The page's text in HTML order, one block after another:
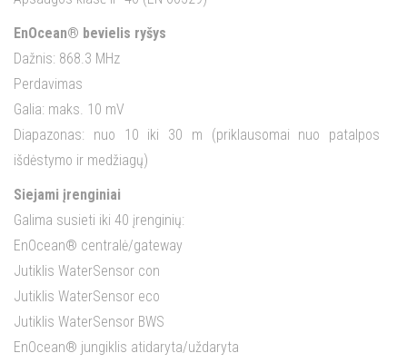
EnOcean® bevielis ryšys
Dažnis: 868.3 MHz
Perdavimas
Galia: maks. 10 mV
Diapazonas: nuo 10 iki 30 m (priklausomai nuo patalpos
išdėstymo ir medžiagų)
Siejami įrenginiai
Galima susieti iki 40 įrenginių:
EnOcean® centralė/gateway
Jutiklis WaterSensor con
Jutiklis WaterSensor eco
Jutiklis WaterSensor BWS
EnOcean® jungiklis atidaryta/uždaryta